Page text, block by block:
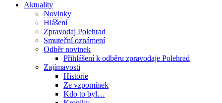
Aktuality
Novinky
Hlášení
Zpravodaj Polehrad
Smuteční oznámení
Odběr novinek
Přihlášení k odběru zpravodaje Polehrad
Zajímavosti
Historie
Ze vzpomínek
Kdo to byl…